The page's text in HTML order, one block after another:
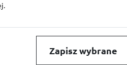
Zapisz wybrane